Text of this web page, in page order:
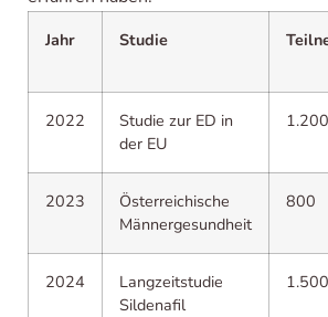
Jahr Studie
2022
Studie zur ED in
der EU
1.200
2023
Österreichische
Männergesundheit
800
2024
Langzeitstudie
Sildenafil
1.500